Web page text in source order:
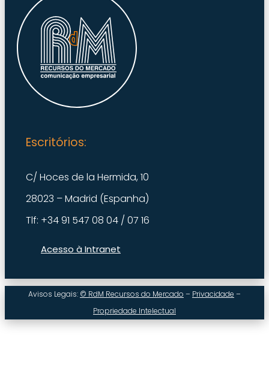
Escritórios:
C/ Hoces de la Hermida, 10
28023 – Madrid (Espanha)
Tlf: +34 91 547 08 04 / 07 16
Acesso à Intranet
Avisos Legais: © RdM Recursos do Mercado – Privacidade –
Propriedade Intelectual